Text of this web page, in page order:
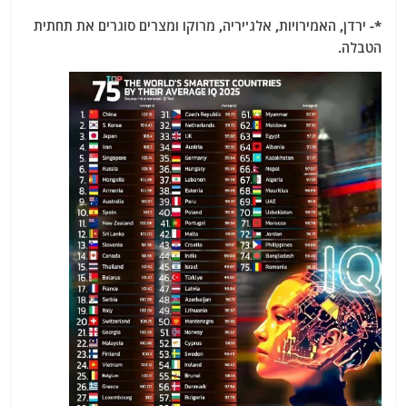
*- ירדן, האמירויות, אלג'יריה, מרוקו ומצרים סוגרים את תחתית
הטבלה.